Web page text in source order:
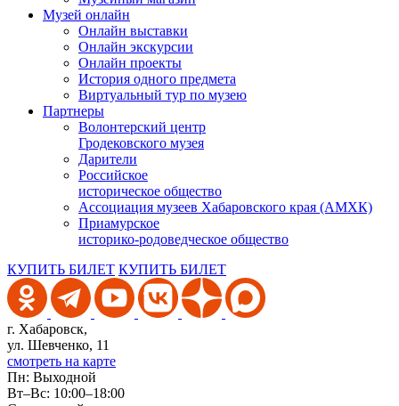
Музей онлайн
Онлайн выставки
Онлайн экскурсии
Онлайн проекты
История одного предмета
Виртуальный тур по музею
Партнеры
Волонтерский центр
Гродековского музея
Дарители
Российское
историческое общество
Ассоциация музеев Хабаровского края (АМХК)
Приамурское
историко-родоведческое общество
КУПИТЬ БИЛЕТ КУПИТЬ БИЛЕТ
г. Хабаровск,
ул. Шевченко, 11
смотреть на карте
Пн: Выходной
Вт–Вс: 10:00–18:00